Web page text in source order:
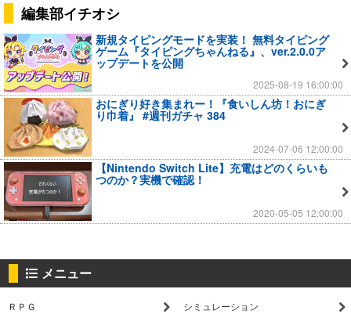
編集部イチオシ
新規タイピングモードを実装！ 無料タイピング
ゲーム『タイピングちゃんねる』、ver.2.0.0ア
ップデートを公開
2025-08-19 16:00:00
おにぎり好き集まれー！『食いしん坊！おにぎ
り巾着』 #週刊ガチャ 384
2024-07-06 12:00:00
【Nintendo Switch Lite】充電はどのくらいも
つのか？実機で確認！
2020-05-05 12:00:00
メニュー
ＲＰＧ シミュレーション